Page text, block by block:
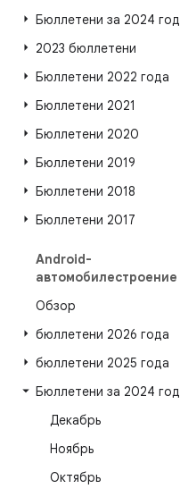
Бюллетени за 2024 год
2023 бюллетени
Бюллетени 2022 года
Бюллетени 2021
Бюллетени 2020
Бюллетени 2019
Бюллетени 2018
Бюллетени 2017
Android-
автомобилестроение
Обзор
бюллетени 2026 года
бюллетени 2025 года
Бюллетени за 2024 год
Декабрь
Ноябрь
Октябрь